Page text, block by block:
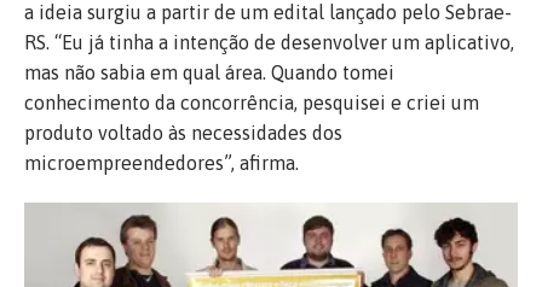
a ideia surgiu a partir de um edital lançado pelo Sebrae-
RS. “Eu já tinha a intenção de desenvolver um aplicativo,
mas não sabia em qual área. Quando tomei
conhecimento da concorrência, pesquisei e criei um
produto voltado às necessidades dos
microempreendedores”, afirma.